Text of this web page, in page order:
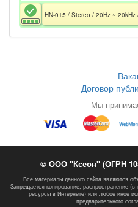
Договор
Мы
© ООО "Ксеон" (ОГРН
Все материалы данного сайта являются
Запрещается копирование, распространение
ресурсы в Интернете) или любое иное
предварительного